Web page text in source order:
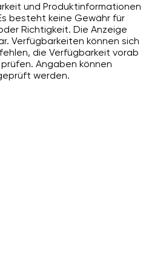
und Produktinformationen
besteht keine Gewähr für
Richtigkeit. Die Anzeige
Verfügbarkeiten können sich
die Verfügbarkeit vorab
Angaben können
werden.